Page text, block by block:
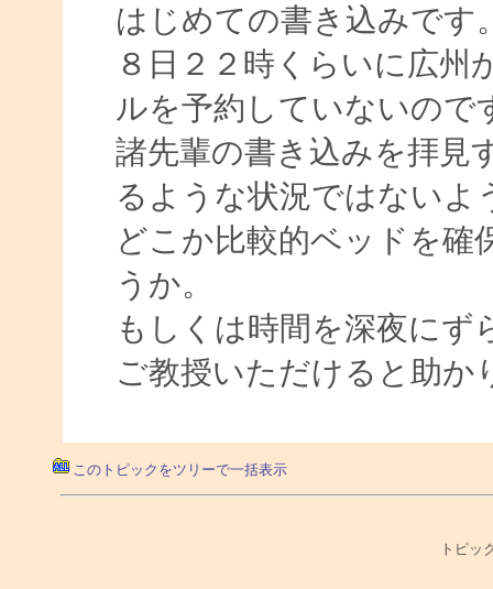
はじめての書き込みです
８日２２時くらいに広州
ルを予約していないので
諸先輩の書き込みを拝見
るような状況ではないよ
どこか比較的ベッドを
うか。
もしくは時間を深夜にず
ご教授いただけると助か
このトピックをツリーで一括表示
トピッ